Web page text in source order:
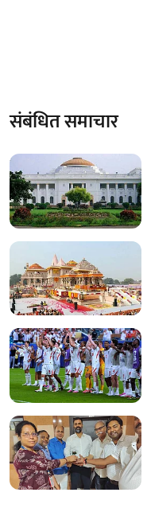
संबंधित समाचार